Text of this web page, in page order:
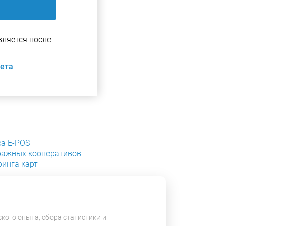
после
E-POS
кооперативов
карт
опыта, сбора статистики и